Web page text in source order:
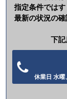
指定条件ではす
最新の状況の
下記
休業日 水